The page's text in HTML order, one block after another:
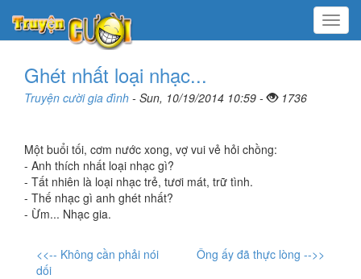
Menu
Ghét nhất loại nhạc...
Truyện cười gia đình - Sun, 10/19/2014 10:59 - 1736
Một buổi tối, cơm nước xong, vợ vui vẻ hỏi chồng:
- Anh thích nhất loại nhạc gì?
- Tất nhiên là loại nhạc trẻ, tươi mát, trữ tình.
- Thế nhạc gì anh ghét nhất?
- Ừm... Nhạc gia.
<<-- Không cần phải nói
dối
Ông ấy đã thực lòng -->>